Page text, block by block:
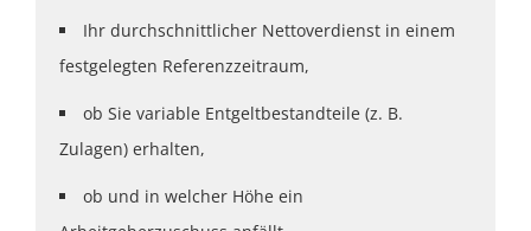
Ihr durchschnittlicher Nettoverdienst in einem
festgelegten Referenzzeitraum,
ob Sie variable Entgeltbestandteile (z. B.
Zulagen) erhalten,
ob und in welcher Höhe ein